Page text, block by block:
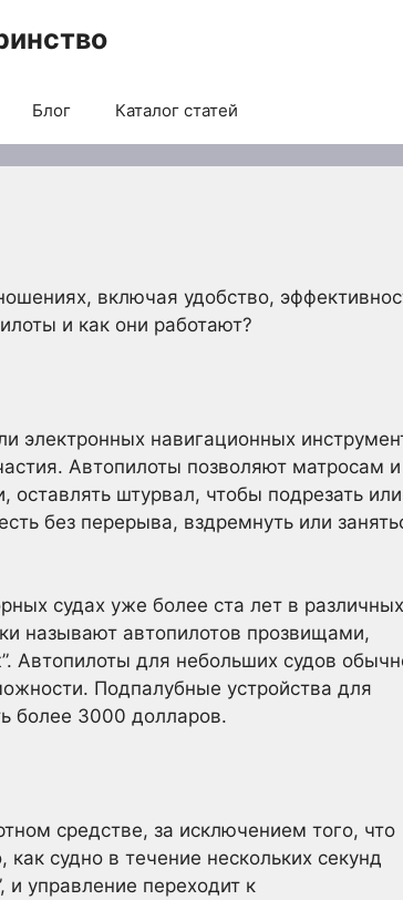
Блог Каталог статей
включая удобство,
и как они работают?
электронных навигационных
Автопилоты позволяют матросам и
штурвал, чтобы подрезать или
без перерыва, вздремнуть или
судах уже более ста лет в различных
называют автопилотов прозвищами,
Автопилоты для небольших судов
Подпалубные устройства для
более 3000 долларов.
средстве, за исключением того, что
судно в течение нескольких секунд
управление переходит к